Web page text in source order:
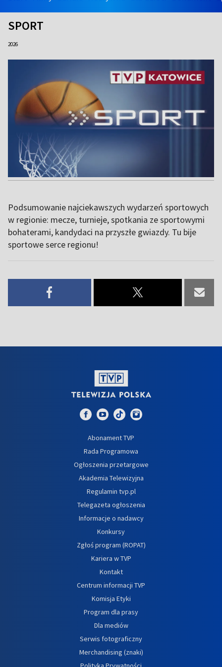
SPORT
2026
Podsumowanie najciekawszych wydarzeń sportowych
w regionie: mecze, turnieje, spotkania ze sportowymi
bohaterami, kandydaci na przyszłe gwiazdy. Tu bije
sportowe serce regionu!
Abonament TVP
Rada Programowa
Ogłoszenia przetargowe
Akademia Telewizyjna
Regulamin tvp.pl
Telegazeta ogłoszenia
Informacje o nadawcy
Konkursy
Zgłoś program (ROPAT)
Kariera w TVP
Kontakt
Centrum informacji TVP
Komisja Etyki
Program dla prasy
Dla mediów
Serwis fotograficzny
Merchandising (znaki)